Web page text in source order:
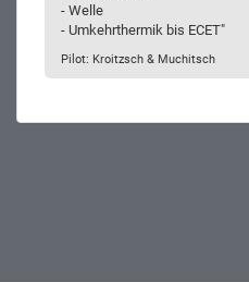
- Welle
- Umkehrthermik bis ECET"
Pilot: Kroitzsch & Muchitsch